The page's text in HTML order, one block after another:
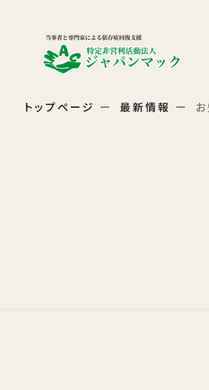
トップページ 最新情報